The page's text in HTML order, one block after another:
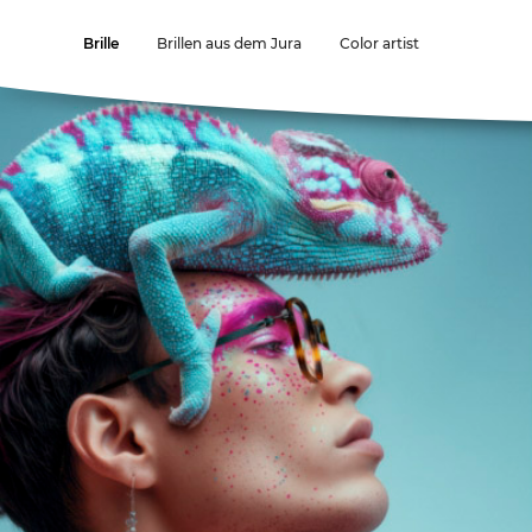
Brille Brillen aus dem Jura Color artist